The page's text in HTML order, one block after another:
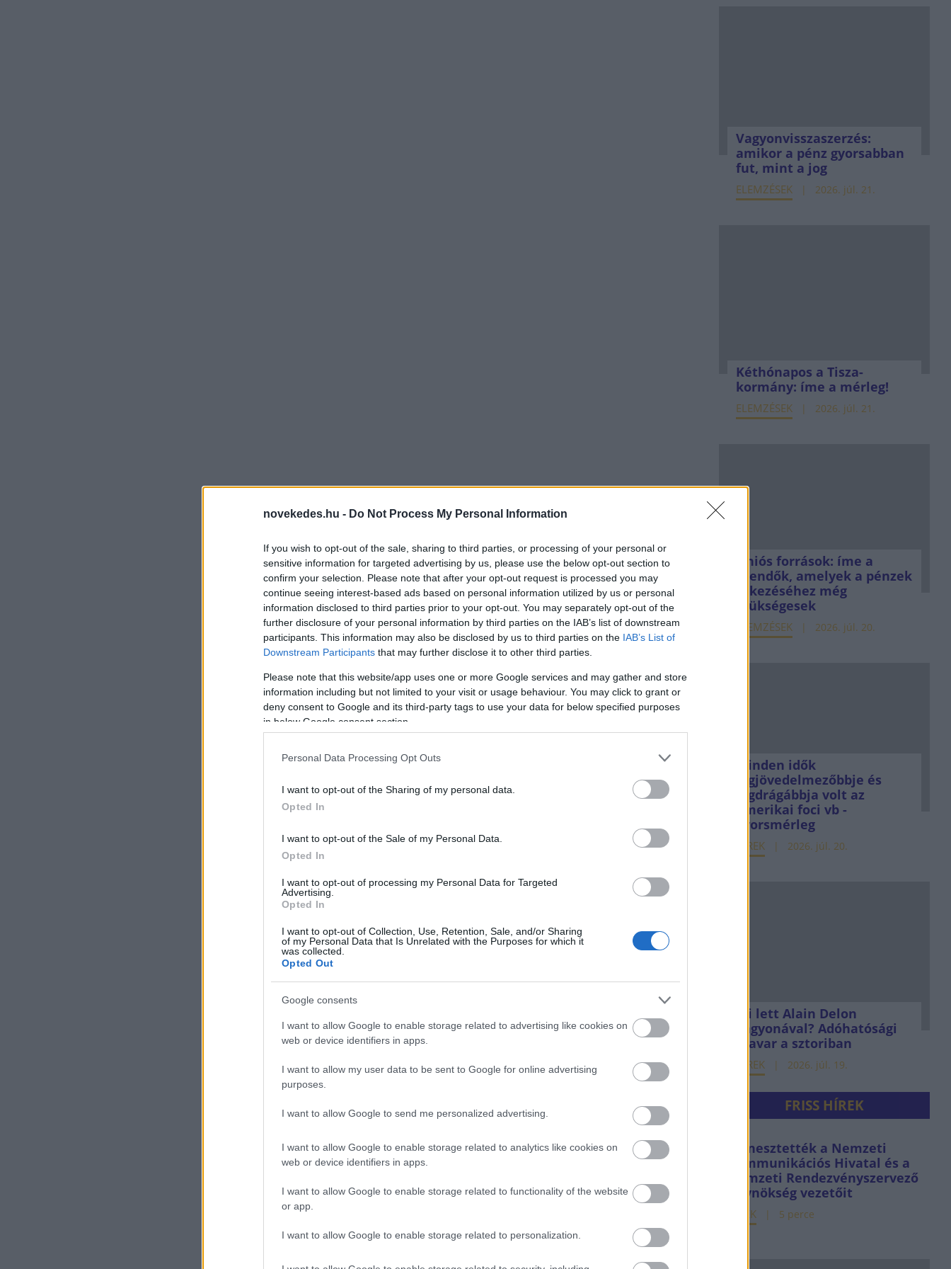
novekedes.hu - Do Not Process My Personal Information
If you wish to opt-out of the sale, sharing to third parties, or processing of your personal or
sensitive information for targeted advertising by us, please use the below opt-out section to
confirm your selection. Please note that after your opt-out request is processed you may
continue seeing interest-based ads based on personal information utilized by us or personal
information disclosed to third parties prior to your opt-out. You may separately opt-out of the
further disclosure of your personal information by third parties on the IAB’s list of downstream
participants. This information may also be disclosed by us to third parties on the IAB’s List of
Downstream Participants that may further disclose it to other third parties.
Please note that this website/app uses one or more Google services and may gather and store
information including but not limited to your visit or usage behaviour. You may click to grant or
deny consent to Google and its third-party tags to use your data for below specified purposes
in below Google consent section.
Personal Data Processing Opt Outs
I want to opt-out of the Sharing of my personal data.
Opted In
I want to opt-out of the Sale of my Personal Data.
Opted In
I want to opt-out of processing my Personal Data for Targeted
Advertising.
Opted In
I want to opt-out of Collection, Use, Retention, Sale, and/or Sharing
of my Personal Data that Is Unrelated with the Purposes for which it
was collected.
Opted Out
Google consents
I want to allow Google to enable storage related to advertising like cookies on
web or device identifiers in apps.
I want to allow my user data to be sent to Google for online advertising
purposes.
I want to allow Google to send me personalized advertising.
I want to allow Google to enable storage related to analytics like cookies on
web or device identifiers in apps.
I want to allow Google to enable storage related to functionality of the website
or app.
I want to allow Google to enable storage related to personalization.
Vagyonvisszaszerzés:
amikor a pénz gyorsabban
fut, mint a jog
ELEMZÉSEK 2026. júl. 21.
Kéthónapos a Tisza-
kormány: íme a mérleg!
ELEMZÉSEK 2026. júl. 21.
Uniós források: íme a
teendők, amelyek a pénzek
érkezéséhez még
szükségesek
ELEMZÉSEK 2026. júl. 20.
Minden idők
legjövedelmezőbbje és
legdrágábbja volt az
amerikai foci vb -
gyorsmérleg
HÍREK 2026. júl. 20.
Mi lett Alain Delon
vagyonával? Adóhatósági
csavar a sztoriban
HÍREK 2026. júl. 19.
FRISS HÍREK
Menesztették a Nemzeti
Kommunikációs Hivatal és a
Nemzeti Rendezvényszervező
Ügynökség vezetőit
HÍREK 5 perce